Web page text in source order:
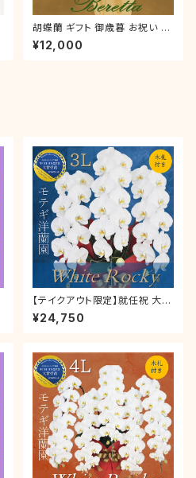
胡蝶蘭 ギフト 御歳暮 お祝い 叙
勲 就任祝い ミディ ピンク 「ベレ
ッタ」 3本立 ラッピング付き 誕
¥12,000
【テイクアウト限定】就任祝 大輪
胡蝶蘭 「ホワイトロッキー」3本
立【3 L 】ラッピング・木札付き
お持ち帰り
¥24,750